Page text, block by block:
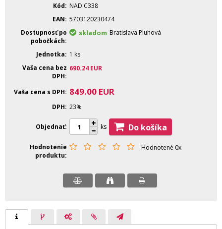
Kód
NAD.C338
EAN 5703120230474
Dostupnosť po
pobočkách
skladom Bratislava Pluhová
Jednotka
1 ks
Vaša cena bez
DPH
690.24 EUR
Vaša cena s DPH 849.00 EUR
DPH 23%
Objednať ks Do košíka
Hodnotenie
produktu
Hodnotené 0x